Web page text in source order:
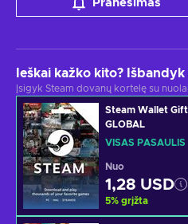
Pranešimas
Ieškai kažko kito?
Įsigyk Steam dovanų kortelę su
Steam Wallet
GLOBAL
VISAS PASAULIS
Nuo
1,28 USD
5% grįžta